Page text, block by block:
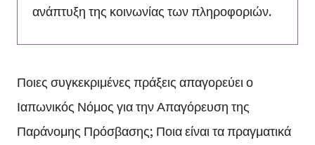
ανάπτυξη της κοινωνίας των πληροφοριών.
Ποιες συγκεκριμένες πράξεις απαγορεύει ο
Ιαπωνικός Νόμος για την Απαγόρευση της
Παράνομης Πρόσβασης; Ποια είναι τα πραγματικά